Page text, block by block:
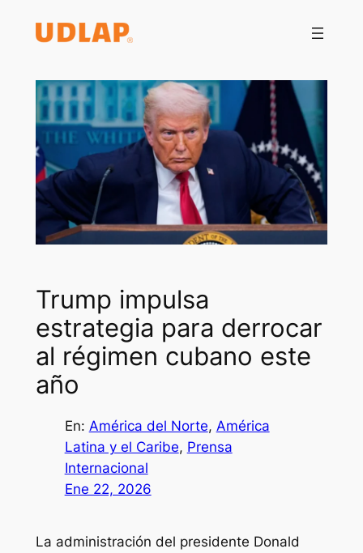
Trump impulsa
estrategia para derrocar
al régimen cubano este
año
En: América del Norte, América
Latina y el Caribe, Prensa
Internacional
Ene 22, 2026
La administración del presidente Donald